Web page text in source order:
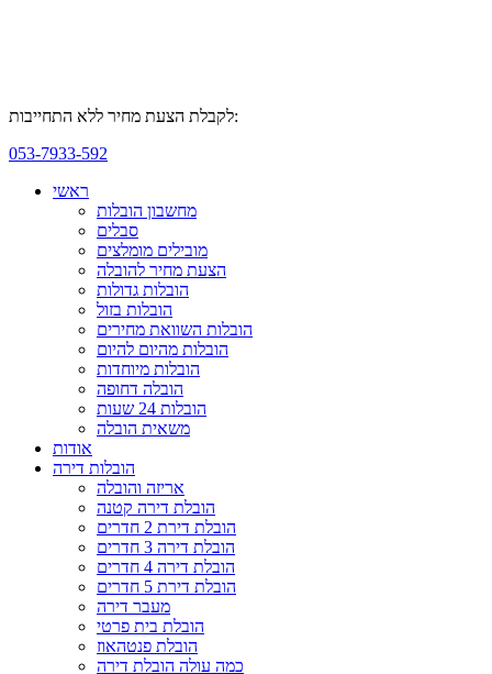
לקבלת הצעת מחיר ללא התחייבות:
053-7933-592
ראשי
מחשבון הובלות
סבלים
מובילים מומלצים
הצעת מחיר להובלה
הובלות גדולות
הובלות בזול
הובלות השוואת מחירים
הובלות מהיום להיום
הובלות מיוחדות
הובלה דחופה
הובלות 24 שעות
משאית הובלה
אודות
הובלות דירה
אריזה והובלה
הובלת דירה קטנה
הובלת דירת 2 חדרים
הובלת דירה 3 חדרים
הובלת דירה 4 חדרים
הובלת דירת 5 חדרים
מעבר דירה
הובלת בית פרטי
הובלת פנטהאוז
כמה עולה הובלת דירה